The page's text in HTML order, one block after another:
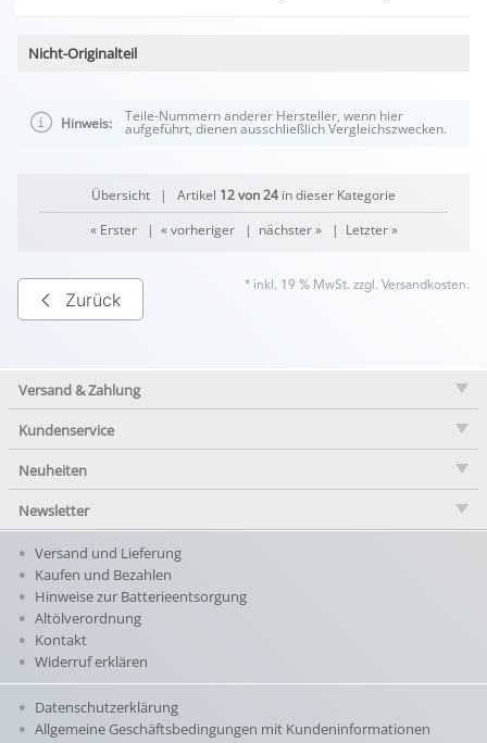
Nicht-Originalteil
Hinweis: Teile-Nummern anderer Hersteller, wenn hier
aufgeführt, dienen ausschließlich Vergleichszwecken.
Übersicht | Artikel 12 von 24 in dieser Kategorie
« Erster| « vorheriger| nächster »| Letzter »
Zurück
* inkl. 19 % MwSt. zzgl. Versandkosten.
Versand & Zahlung
Kundenservice
Neuheiten
Newsletter
Versand und Lieferung
Kaufen und Bezahlen
Hinweise zur Batterieentsorgung
Altölverordnung
Kontakt
Widerruf erklären
Datenschutzerklärung
Allgemeine Geschäftsbedingungen mit Kundeninformationen